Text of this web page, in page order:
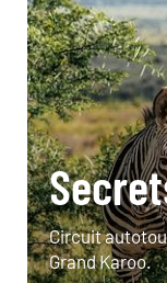
Circuit
Grand Karoo.